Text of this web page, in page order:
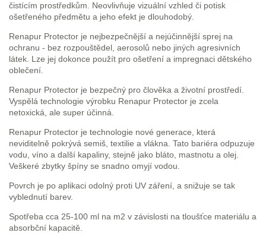
čistícím prostředkům. Neovlivňuje vizuální vzhled či potisk
ošetřeného předmětu a jeho efekt je dlouhodobý.
Renapur Protector je nejbezpečnější a nejúčinnější sprej na
ochranu - bez rozpouštědel, aerosolů nebo jiných agresivních
látek. Lze jej dokonce použít pro ošetření a impregnaci dětského
oblečení.
Renapur Protector je bezpečný pro člověka a životní prostředí.
Vyspělá technologie výrobku Renapur Protector je zcela
netoxická, ale super účinná.
Renapur Protector je technologie nové generace, která
neviditelně pokrývá semiš, textilie a vlákna. Tato bariéra odpuzuje
vodu, víno a další kapaliny, stejně jako bláto, mastnotu a olej.
Veškeré zbytky špíny se snadno omyjí vodou.
Povrch je po aplikaci odolný proti UV záření, a snižuje se tak
vyblednutí barev.
Spotřeba cca 25-100 ml na m2 v závislosti na tloušťce materiálu a
absorbční kapacitě.